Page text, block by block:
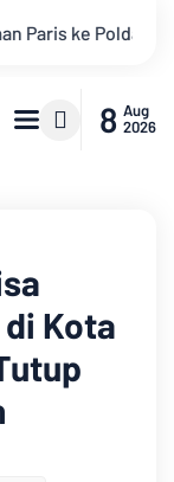
Dugaan
8 Aug
2026
Kota